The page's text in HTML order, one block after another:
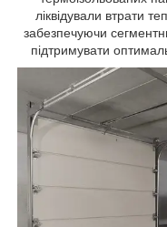
ліквідували втрати
забезпечуючи
підтримувати